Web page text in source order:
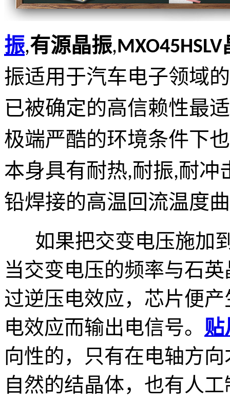
振,有源晶振,
振适用于汽车电子领域
已被确定的高信赖性最
极端严酷的环境条件下
本身具有耐热,耐振,耐冲
铅焊接的高温回流温度
如果把交变电压施加
当交变电压的频率与石
过逆压电效应，芯片便
电效应而输出电信号。 贴
向性的，只有在电轴方
自然的结晶体，也有人